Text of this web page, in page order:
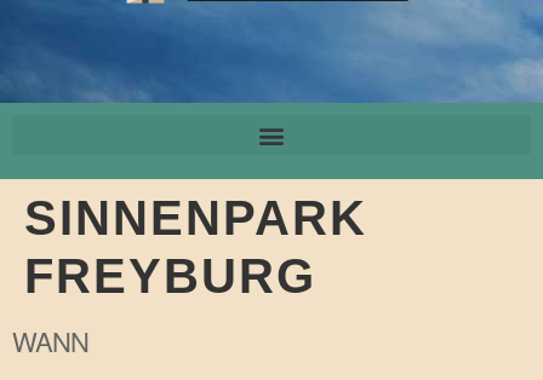
SINNENPARK
FREYBURG
WANN